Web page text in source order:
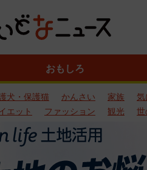
おもしろ
犬・保護猫 かんさい 家族 気
エット
ファッション 観光 世